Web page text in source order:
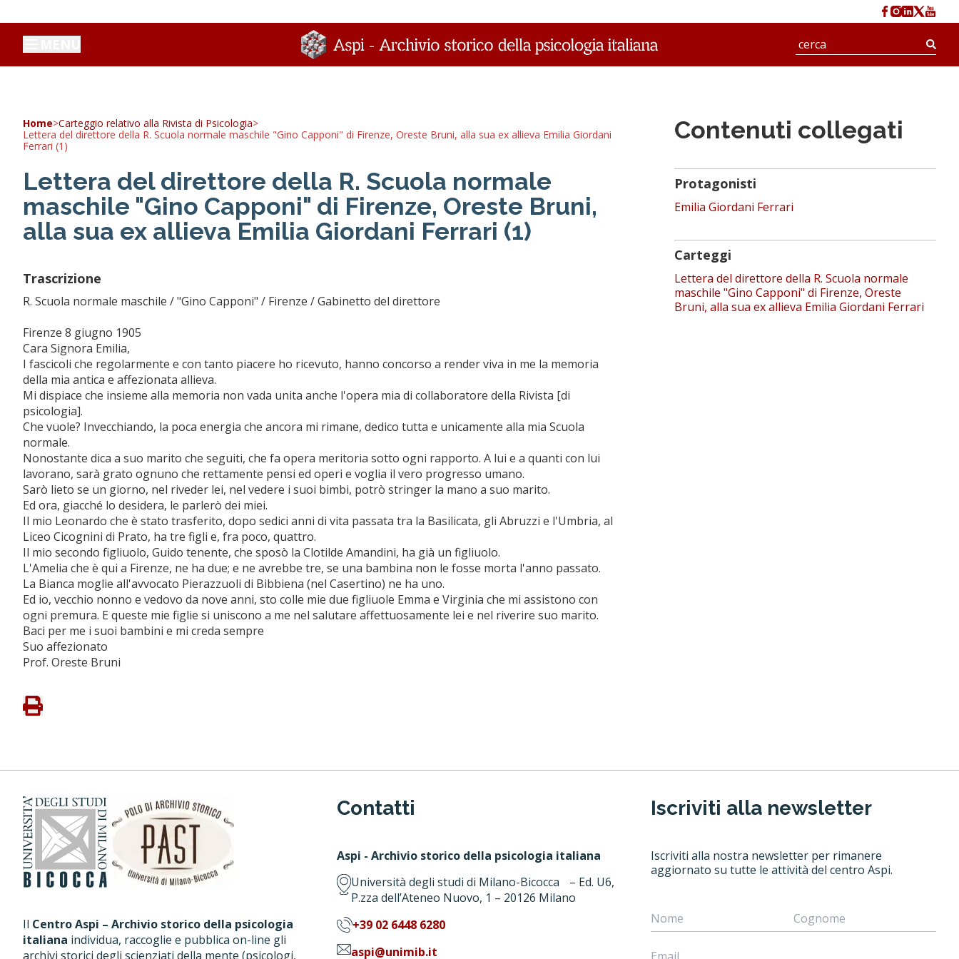
Home>Carteggio relativo alla Rivista di Psicologia>
Lettera del direttore della R. Scuola normale maschile "Gino Capponi" di Firenze, Oreste Bruni, alla sua ex allieva Emilia Giordani
Ferrari (1)
Lettera del direttore della R. Scuola normale
maschile "Gino Capponi" di Firenze, Oreste Bruni,
alla sua ex allieva Emilia Giordani Ferrari (1)
Trascrizione
R. Scuola normale maschile / "Gino Capponi" / Firenze / Gabinetto del direttore
Firenze 8 giugno 1905
Cara Signora Emilia,
I fascicoli che regolarmente e con tanto piacere ho ricevuto, hanno concorso a render viva in me la memoria
della mia antica e affezionata allieva.
Mi dispiace che insieme alla memoria non vada unita anche l'opera mia di collaboratore della Rivista [di
psicologia].
Che vuole? Invecchiando, la poca energia che ancora mi rimane, dedico tutta e unicamente alla mia Scuola
normale.
Nonostante dica a suo marito che seguiti, che fa opera meritoria sotto ogni rapporto. A lui e a quanti con lui
lavorano, sarà grato ognuno che rettamente pensi ed operi e voglia il vero progresso umano.
Sarò lieto se un giorno, nel riveder lei, nel vedere i suoi bimbi, potrò stringer la mano a suo marito.
Ed ora, giacché lo desidera, le parlerò dei miei.
Il mio Leonardo che è stato trasferito, dopo sedici anni di vita passata tra la Basilicata, gli Abruzzi e l'Umbria, al
Liceo Cicognini di Prato, ha tre figli e, fra poco, quattro.
Il mio secondo figliuolo, Guido tenente, che sposò la Clotilde Amandini, ha già un figliuolo.
L'Amelia che è qui a Firenze, ne ha due; e ne avrebbe tre, se una bambina non le fosse morta l'anno passato.
La Bianca moglie all'avvocato Pierazzuoli di Bibbiena (nel Casertino) ne ha uno.
Ed io, vecchio nonno e vedovo da nove anni, sto colle mie due figliuole Emma e Virginia che mi assistono con
ogni premura. E queste mie figlie si uniscono a me nel salutare affettuosamente lei e nel riverire suo marito.
Baci per me i suoi bambini e mi creda sempre
Suo affezionato
Prof. Oreste Bruni
Contenuti collegati
Protagonisti
Emilia Giordani Ferrari
Carteggi
Lettera del direttore della R. Scuola normale
maschile "Gino Capponi" di Firenze, Oreste
Bruni, alla sua ex allieva Emilia Giordani Ferrari
Il Centro Aspi – Archivio storico della psicologia
italiana individua, raccoglie e pubblica on-line gli
archivi storici degli scienziati della mente (psicologi,
Contatti
Aspi - Archivio storico della psicologia italiana
Università degli studi di Milano-Bicocca – Ed. U6,
P.zza dell’Ateneo Nuovo, 1 – 20126 Milano
+39 02 6448 6280
aspi@unimib.it
Iscriviti alla newsletter
Iscriviti alla nostra newsletter per rimanere
aggiornato su tutte le attività del centro Aspi.